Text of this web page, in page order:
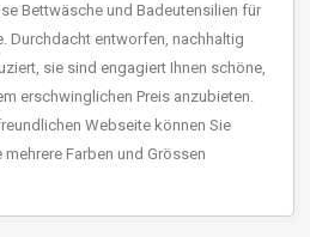
Bettwäsche und Badeutensilien für
Durchdacht entworfen, nachhaltig
sie sind engagiert Ihnen schöne,
erschwinglichen Preis anzubieten.
Webseite können Sie
Farben und Grössen